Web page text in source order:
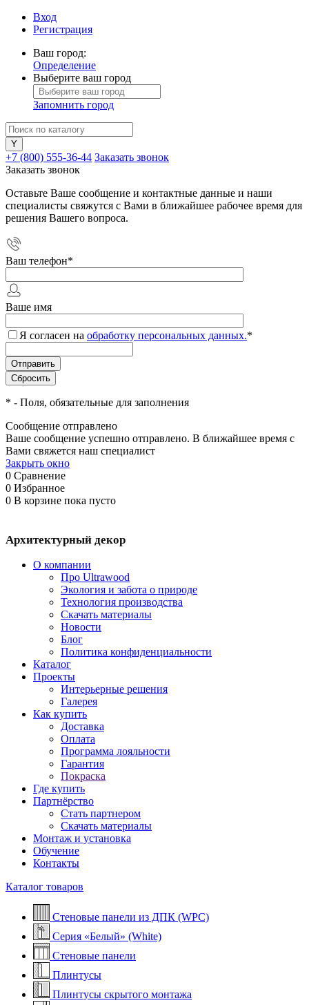
Вход
Регистрация
Ваш город:
Определение
Выберите ваш город
Запомнить город
+7 (800) 555-36-44 Заказать звонок
Заказать звонок
Оставьте Ваше сообщение и контактные данные и наши
специалисты свяжутся с Вами в ближайшее рабочее время для
решения Вашего вопроса.
Ваш телефон*
Ваше имя
Я согласен на обработку персональных данных.*
* - Поля, обязательные для заполнения
Сообщение отправлено
Ваше сообщение успешно отправлено. В ближайшее время с
Вами свяжется наш специалист
Закрыть окно
0 Сравнение
0 Избранное
0 В корзине пока пусто
Архитектурный декор
О компании
Про Ultrawood
Экология и забота о природе
Технология производства
Скачать материалы
Новости
Блог
Политика конфиденциальности
Каталог
Проекты
Интерьерные решения
Галерея
Как купить
Доставка
Оплата
Программа лояльности
Гарантия
Покраска
Где купить
Партнёрство
Стать партнером
Скачать материалы
Монтаж и установка
Обучение
Контакты
Каталог товаров
Стеновые панели из ДПК (WPC)
Серия «Белый» (White)
Стеновые панели
Плинтусы
Плинтусы скрытого монтажа